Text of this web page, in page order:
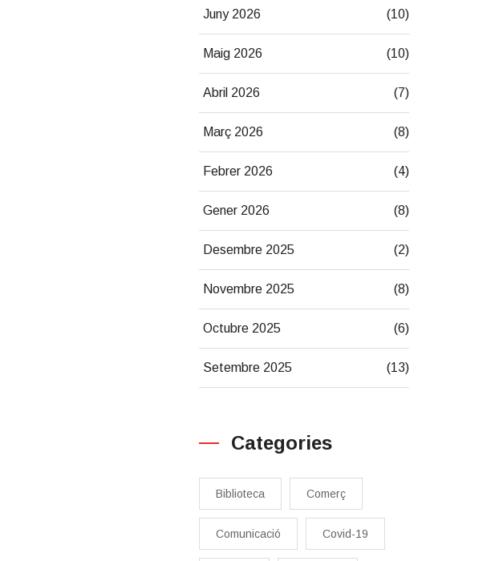
Juny 2026 (10)
Maig 2026 (10)
Abril 2026 (7)
Març 2026 (8)
Febrer 2026 (4)
Gener 2026 (8)
Desembre 2025 (2)
Novembre 2025 (8)
Octubre 2025 (6)
Setembre 2025 (13)
Categories
Biblioteca Comerç
Comunicació Covid-19